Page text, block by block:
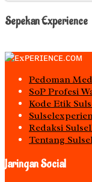
Sepekan Experience
Pedoman
S0P Profesi
Kode Etik
Redaksi
Tentang
Jaringan Social